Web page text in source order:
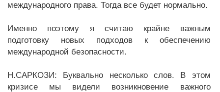
международного права. Тогда все будет нормально.
Именно поэтому я считаю крайне важным
подготовку новых подходов к обеспечению
международной безопасности.
Н.САРКОЗИ: Буквально несколько слов. В этом
кризисе мы видели возникновение важного